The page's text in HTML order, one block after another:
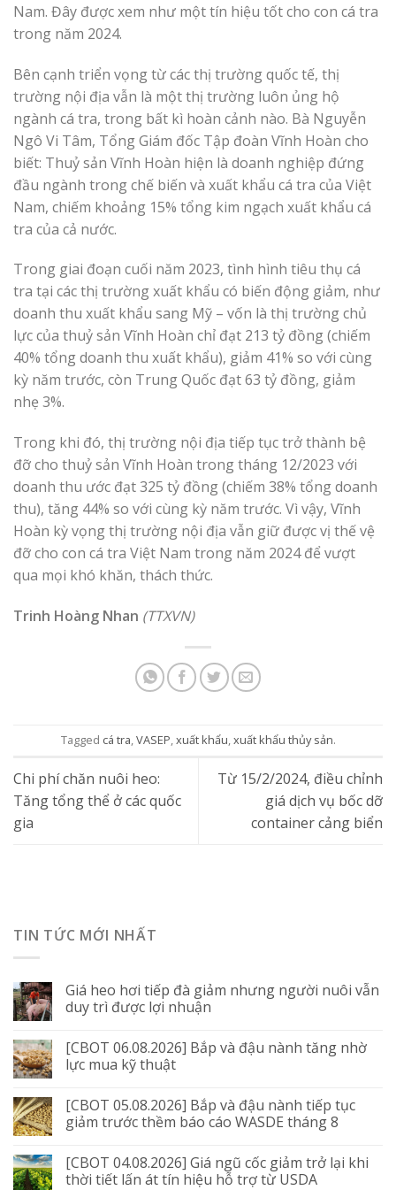
Nam. Đây được xem như một tín hiệu tốt cho con cá tra
trong năm 2024.
Bên cạnh triển vọng từ các thị trường quốc tế, thị
trường nội địa vẫn là một thị trường luôn ủng hộ
ngành cá tra, trong bất kì hoàn cảnh nào. Bà Nguyễn
Ngô Vi Tâm, Tổng Giám đốc Tập đoàn Vĩnh Hoàn cho
biết: Thuỷ sản Vĩnh Hoàn hiện là doanh nghiệp đứng
đầu ngành trong chế biến và xuất khẩu cá tra của Việt
Nam, chiếm khoảng 15% tổng kim ngạch xuất khẩu cá
tra của cả nước.
Trong giai đoạn cuối năm 2023, tình hình tiêu thụ cá
tra tại các thị trường xuất khẩu có biến động giảm, như
doanh thu xuất khẩu sang Mỹ – vốn là thị trường chủ
lực của thuỷ sản Vĩnh Hoàn chỉ đạt 213 tỷ đồng (chiếm
40% tổng doanh thu xuất khẩu), giảm 41% so với cùng
kỳ năm trước, còn Trung Quốc đạt 63 tỷ đồng, giảm
nhẹ 3%.
Trong khi đó, thị trường nội địa tiếp tục trở thành bệ
đỡ cho thuỷ sản Vĩnh Hoàn trong tháng 12/2023 với
doanh thu ước đạt 325 tỷ đồng (chiếm 38% tổng doanh
thu), tăng 44% so với cùng kỳ năm trước. Vì vậy, Vĩnh
Hoàn kỳ vọng thị trường nội địa vẫn giữ được vị thế vệ
đỡ cho con cá tra Việt Nam trong năm 2024 để vượt
qua mọi khó khăn, thách thức.
Trinh Hoàng Nhan (TTXVN)
Tagged cá tra,VASEP,xuất khẩu,xuất khẩu thủy sản.
Chi phí chăn nuôi heo:
Tăng tổng thể ở các quốc
gia
Từ 15/2/2024, điều chỉnh
giá dịch vụ bốc dỡ
container cảng biển
TIN TỨC MỚI NHẤT
Giá heo hơi tiếp đà giảm nhưng người nuôi vẫn
duy trì được lợi nhuận
[CBOT 06.08.2026] Bắp và đậu nành tăng nhờ
lực mua kỹ thuật
[CBOT 05.08.2026] Bắp và đậu nành tiếp tục
giảm trước thềm báo cáo WASDE tháng 8
[CBOT 04.08.2026] Giá ngũ cốc giảm trở lại khi
thời tiết lấn át tín hiệu hỗ trợ từ USDA